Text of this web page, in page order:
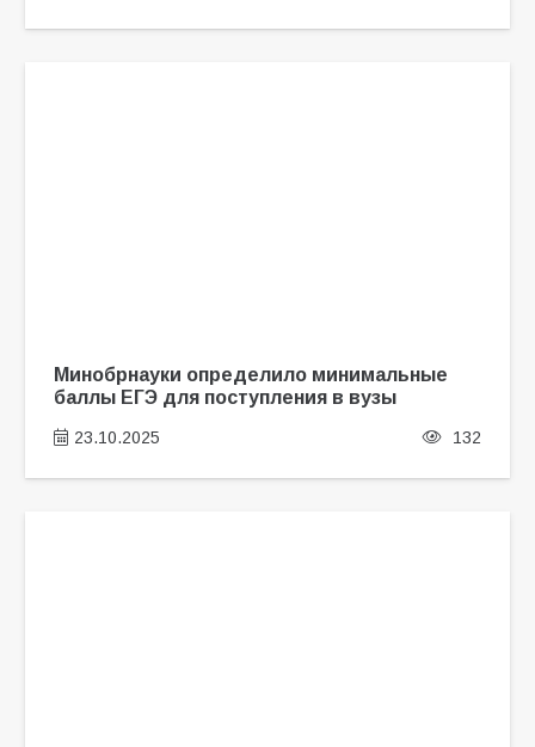
Минобрнауки определило минимальные
баллы ЕГЭ для поступления в вузы
23.10.2025 132